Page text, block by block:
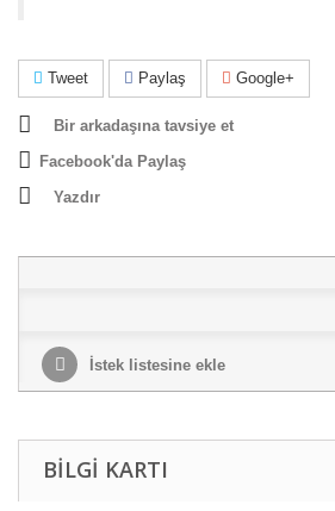
Tweet Paylaş Google+
Bir arkadaşına tavsiye et
Facebook'da Paylaş
Yazdır
İstek listesine ekle
BILGI KARTI